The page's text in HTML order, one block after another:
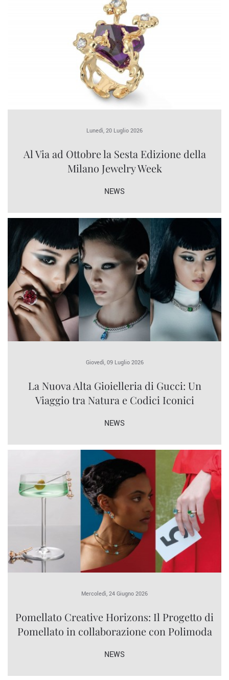
Lunedì, 20 Luglio 2026
Al Via ad Ottobre la Sesta Edizione della
Milano Jewelry Week
NEWS
Giovedì, 09 Luglio 2026
La Nuova Alta Gioielleria di Gucci: Un
Viaggio tra Natura e Codici Iconici
NEWS
Mercoledì, 24 Giugno 2026
Pomellato Creative Horizons: Il Progetto di
Pomellato in collaborazione con Polimoda
NEWS